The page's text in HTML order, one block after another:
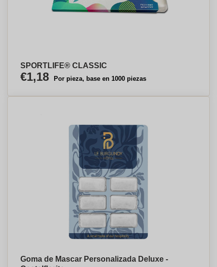
SPORTLIFE® CLASSIC
€1,18 Por pieza, base en 1000 piezas
Goma de Mascar Personalizada Deluxe -